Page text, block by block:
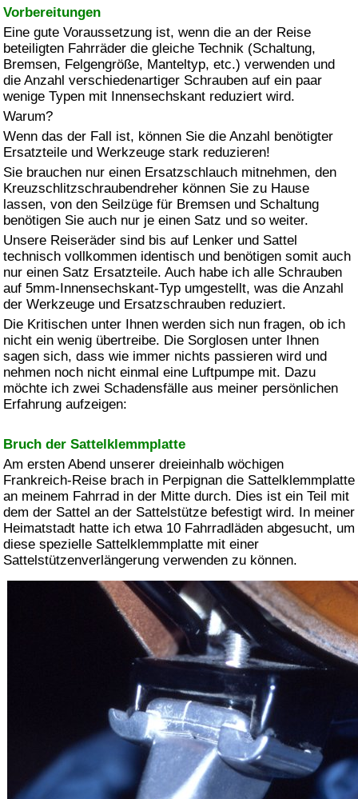
Vorbereitungen
Eine gute Voraussetzung ist, wenn die an der Reise
beteiligten Fahrräder die gleiche Technik (Schaltung,
Bremsen, Felgengröße, Manteltyp, etc.) verwenden und
die Anzahl verschiedenartiger Schrauben auf ein paar
wenige Typen mit Innensechskant reduziert wird.
Warum?
Wenn das der Fall ist, können Sie die Anzahl benötigter
Ersatzteile und Werkzeuge stark reduzieren!
Sie brauchen nur einen Ersatzschlauch mitnehmen, den
Kreuzschlitzschraubendreher können Sie zu Hause
lassen, von den Seilzüge für Bremsen und Schaltung
benötigen Sie auch nur je einen Satz und so weiter.
Unsere Reiseräder sind bis auf Lenker und Sattel
technisch vollkommen identisch und benötigen somit auch
nur einen Satz Ersatzteile. Auch habe ich alle Schrauben
auf 5mm-Innensechskant-Typ umgestellt, was die Anzahl
der Werkzeuge und Ersatzschrauben reduziert.
Die Kritischen unter Ihnen werden sich nun fragen, ob ich
nicht ein wenig übertreibe. Die Sorglosen unter Ihnen
sagen sich, dass wie immer nichts passieren wird und
nehmen noch nicht einmal eine Luftpumpe mit. Dazu
möchte ich zwei Schadensfälle aus meiner persönlichen
Erfahrung aufzeigen:
Bruch der Sattelklemmplatte
Am ersten Abend unserer dreieinhalb wöchigen
Frankreich-Reise brach in Perpignan die Sattelklemmplatte
an meinem Fahrrad in der Mitte durch. Dies ist ein Teil mit
dem der Sattel an der Sattelstütze befestigt wird. In meiner
Heimatstadt hatte ich etwa 10 Fahrradläden abgesucht, um
diese spezielle Sattelklemmplatte mit einer
Sattelstützenverlängerung verwenden zu können.